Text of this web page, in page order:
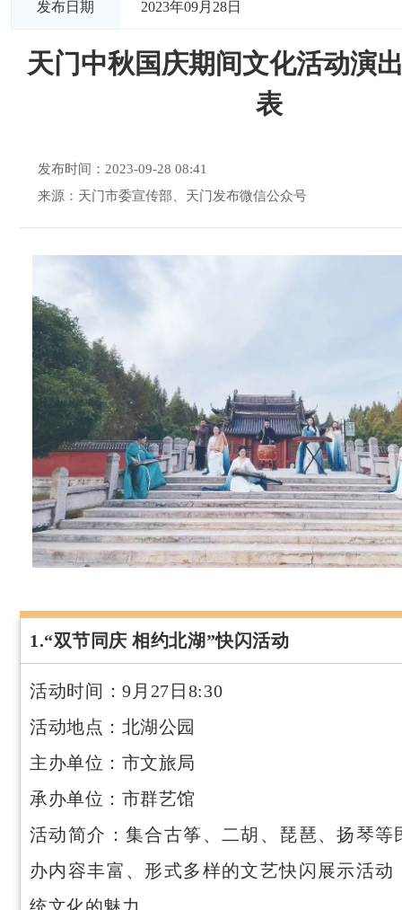
发布日期 2023年09月28日
天门中秋国庆期间文化活动演
表
发布时间：2023-09-28 08:41
来源：天门市委宣传部、天门发布微信公众号
1.“双节同庆 相约北湖”快闪活动
活动时间：9月27日8:30
活动地点：北湖公园
主办单位：市文旅局
承办单位：市群艺馆
活动简介：集合古筝、二胡、琵琶、扬琴等
办内容丰富、形式多样的文艺快闪展示活动